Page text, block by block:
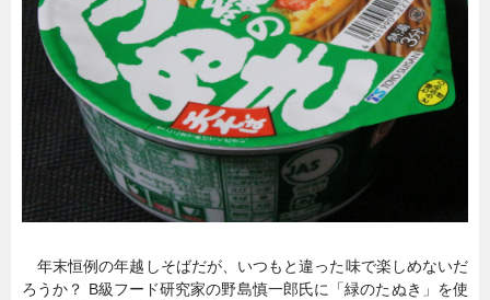
年末恒例の年越しそばだが、いつもと違った味で楽しめないだ
ろうか？ B級フード研究家の野島慎一郎氏に「緑のたぬき」を使